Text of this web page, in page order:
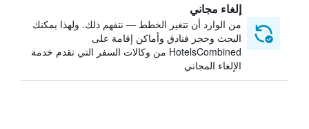
إلغاء مجاني
من الوارد أن تتغير الخطط — نتفهم ذلك. ولهذا يمكنك
البحث وحجز فنادق وأماكن إقامة على
HotelsCombined من وكالات السفر التي تقدم خدمة
الإلغاء المجاني